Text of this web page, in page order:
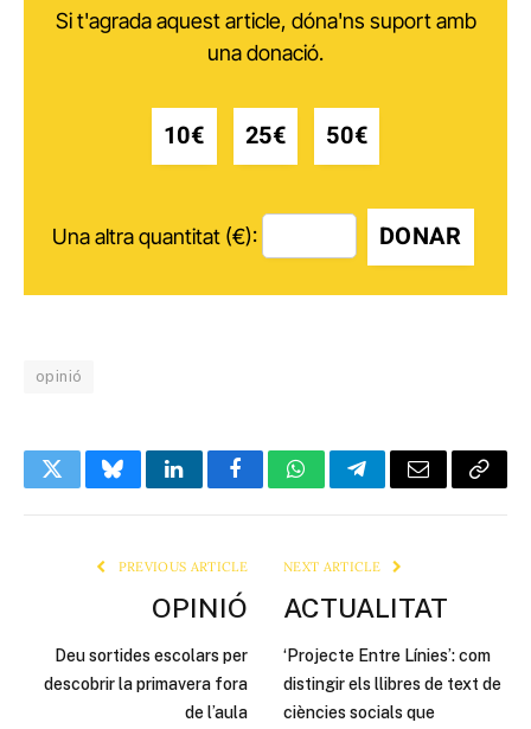
Si t'agrada aquest article, dóna'ns suport amb
una donació.
10€ 25€ 50€
Una altra quantitat (€): DONAR
opinió
TwitterBlueskyLinkedInFacebookWhatsAppTelegramEmail Copy
PREVIOUS ARTICLE
OPINIÓ
Deu sortides escolars per
descobrir la primavera fora
de l’aula
NEXT ARTICLE
ACTUALITAT
‘Projecte Entre Línies’: com
distingir els llibres de text de
ciències socials que